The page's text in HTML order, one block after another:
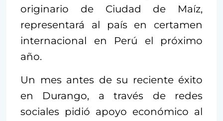
originario de Ciudad de Maíz,
representará al país en certamen
internacional en Perú el próximo
año.
Un mes antes de su reciente éxito
en Durango, a través de redes
sociales pidió apoyo económico al